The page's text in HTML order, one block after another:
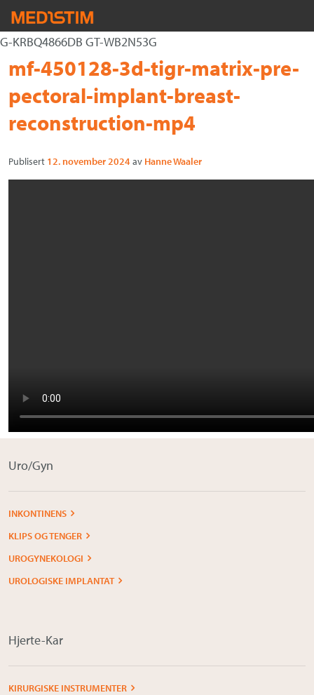
G-KRBQ4866DB GT-WB2N53G
Hjerte-Kar
Nevrokirurgi
Uro/Gyn
Gå
innholdet
Forstørre
mf-450128-3d-tigr-matrix-pre-
pectoral-implant-breast-
reconstruction-mp4
Publisert 12. november 2024av Hanne Waaler
Uro/Gyn
INKONTINENS
KLIPS OG TENGER
UROGYNEKOLOGI
UROLOGISKE IMPLANTAT
Hjerte-Kar
KIRURGISKE INSTRUMENTER